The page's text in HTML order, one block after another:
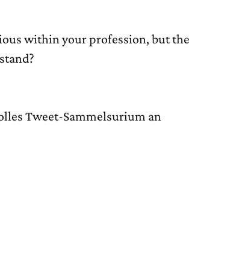
within your profession, but the
Tweet-Sammelsurium an